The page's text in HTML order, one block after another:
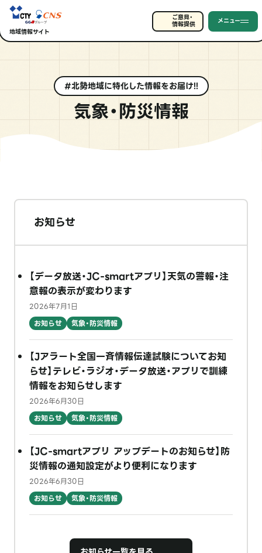
地域情報サイト
ご意見・
情報提供 メニュー
#北勢地域に特化した情報をお届け!!
気象・防災情報
お知らせ
【データ放送・JC-smartアプリ】天気の警報・注
意報の表示が変わります
2026年7月1日
お知らせ
気象・防災情報
【Jアラート全国一斉情報伝達試験についてお知
らせ】テレビ・ラジオ・データ放送・アプリで訓練
情報をお知らせします
2026年6月30日
お知らせ
気象・防災情報
【JC-smartアプリ アップデートのお知らせ】防
災情報の通知設定がより便利になります
2026年6月30日
お知らせ
気象・防災情報